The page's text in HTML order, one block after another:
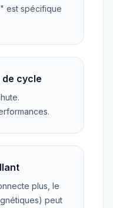
est spécifique
de cycle
plus, le
peut